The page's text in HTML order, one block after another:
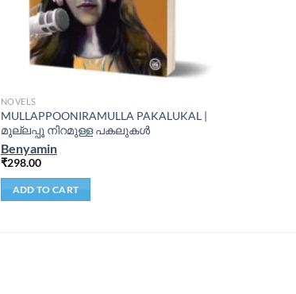
NOVELS
MULLAPPOONIRAMULLA PAKALUKAL |
മുല്ലപ്പൂ നിറമുള്ള പകലുകള്‍
Benyamin
₹298.00
ADD TO CART